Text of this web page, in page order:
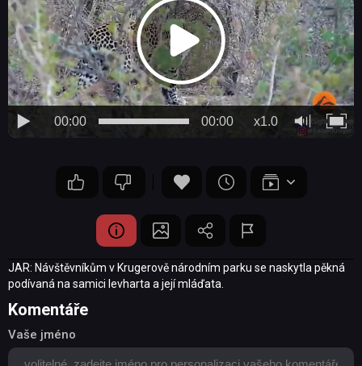
00:00 x1.0
00:00
JAR: Návštěvníkům v Krugerově národním parku se naskytla pěkná
podívaná na samici levharta a její mláďata.
Komentáře
Vaše jméno